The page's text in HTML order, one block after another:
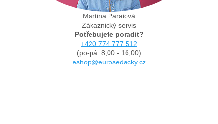
Martina Paraiová
Zákaznický servis
Potřebujete poradit?
+420 774 777 512
(po-pá: 8,00 - 16,00)
eshop@eurosedacky.cz